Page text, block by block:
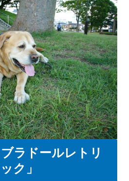
ラドールレトリ
ク」